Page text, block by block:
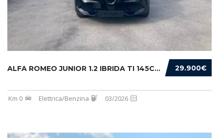
29.900€
ALFA ROMEO JUNIOR 1.2 IBRIDA TI 145CV EDCT6
Km 0 Elettrica/Benzina 03/2026